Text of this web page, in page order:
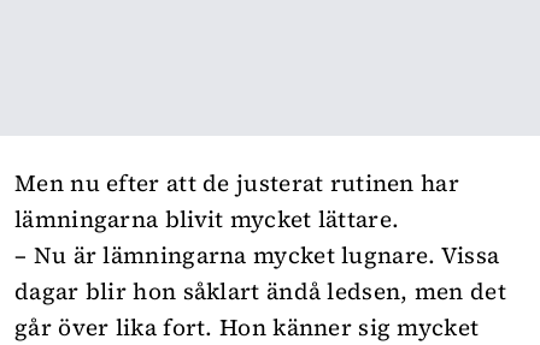
Men nu efter att de justerat rutinen har
lämningarna blivit mycket lättare.
– Nu är lämningarna mycket lugnare. Vissa
dagar blir hon såklart ändå ledsen, men det
går över lika fort. Hon känner sig mycket